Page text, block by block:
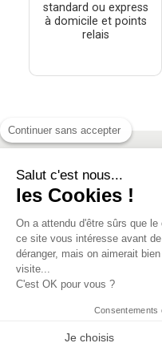
standard ou express
à domicile et points
relais
À PROPOS
THÉMATIQUES
À DÉCOUVRIR
MON COMPTE
Conditions générales
Continuer sans accepter
Salut c'est nous...
les Cookies !
On a attendu d'être sûrs que le
ce site vous intéresse avant
déranger, mais on aimerait
visite...
C'est OK pour vous ?
Consentements
Je choisis